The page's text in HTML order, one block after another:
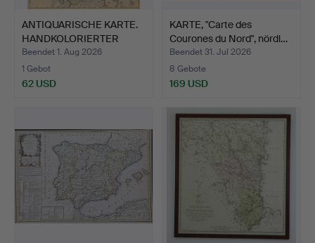
ANTIQUARISCHE KARTE.
HANDKOLORIERTER
KUPFE…
Beendet 1. Aug 2026
1 Gebot
62 USD
KARTE, "Carte des
Courones du Nord", nördl…
Beendet 31. Jul 2026
8 Gebote
169 USD